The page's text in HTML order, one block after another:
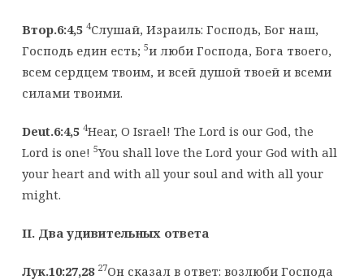
Втор.6:4,5 4Слушай, Израиль: Господь, Бог наш,
Господь един есть; 5и люби Господа, Бога твоего,
всем сердцем твоим, и всей душой твоей и всеми
силами твоими.
Deut.6:4,5 4Hear, O Israel! The Lord is our God, the
Lord is one! 5You shall love the Lord your God with all
your heart and with all your soul and with all your
might.
II. Два удивительных ответа
Лук.10:27,28 27Он сказал в ответ: возлюби Господа